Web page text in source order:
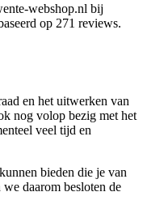
webshop.nl bij
op 271 reviews.
en het uitwerken van
nog volop bezig met het
veel tijd en
bieden die je van
daarom besloten de